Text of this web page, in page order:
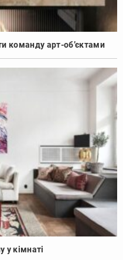
команду арт-об’єктами
у кімнаті